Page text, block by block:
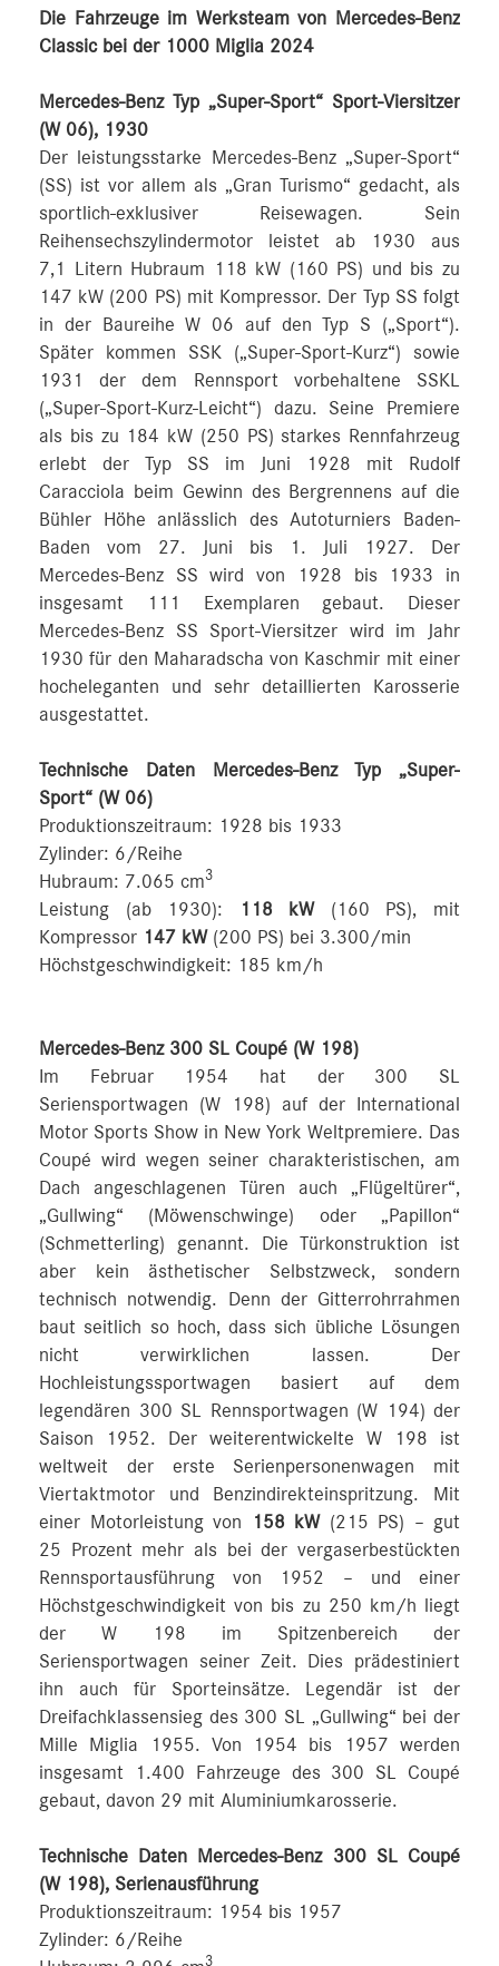
Die Fahrzeuge im Werksteam von Mercedes-Benz
Classic bei der 1000 Miglia 2024
Mercedes-Benz Typ „Super-Sport“ Sport-Viersitzer
(W 06), 1930
Der leistungsstarke Mercedes-Benz „Super-Sport“
(SS) ist vor allem als „Gran Turismo“ gedacht, als
sportlich-exklusiver Reisewagen. Sein
Reihensechszylindermotor leistet ab 1930 aus
7,1 Litern Hubraum 118 kW (160 PS) und bis zu
147 kW (200 PS) mit Kompressor. Der Typ SS folgt
in der Baureihe W 06 auf den Typ S („Sport“).
Später kommen SSK („Super-Sport-Kurz“) sowie
1931 der dem Rennsport vorbehaltene SSKL
(„Super-Sport-Kurz-Leicht“) dazu. Seine Premiere
als bis zu 184 kW (250 PS) starkes Rennfahrzeug
erlebt der Typ SS im Juni 1928 mit Rudolf
Caracciola beim Gewinn des Bergrennens auf die
Bühler Höhe anlässlich des Autoturniers Baden-
Baden vom 27. Juni bis 1. Juli 1927. Der
Mercedes-Benz SS wird von 1928 bis 1933 in
insgesamt 111 Exemplaren gebaut. Dieser
Mercedes-Benz SS Sport-Viersitzer wird im Jahr
1930 für den Maharadscha von Kaschmir mit einer
hocheleganten und sehr detaillierten Karosserie
ausgestattet.
Technische Daten Mercedes-Benz Typ „Super-
Sport“ (W 06)
Produktionszeitraum: 1928 bis 1933
Zylinder: 6/Reihe
Hubraum: 7.065 cm3
Leistung (ab 1930): 118 kW(160 PS), mit
Kompressor 147 kW(200 PS) bei 3.300/min
Höchstgeschwindigkeit: 185 km/h
Mercedes-Benz 300 SL Coupé (W 198)
Im Februar 1954 hat der 300 SL
Seriensportwagen (W 198) auf der International
Motor Sports Show in New York Weltpremiere. Das
Coupé wird wegen seiner charakteristischen, am
Dach angeschlagenen Türen auch „Flügeltürer“,
„Gullwing“ (Möwenschwinge) oder „Papillon“
(Schmetterling) genannt. Die Türkonstruktion ist
aber kein ästhetischer Selbstzweck, sondern
technisch notwendig. Denn der Gitterrohrrahmen
baut seitlich so hoch, dass sich übliche Lösungen
nicht verwirklichen lassen. Der
Hochleistungssportwagen basiert auf dem
legendären 300 SL Rennsportwagen (W 194) der
Saison 1952. Der weiterentwickelte W 198 ist
weltweit der erste Serienpersonenwagen mit
Viertaktmotor und Benzindirekteinspritzung. Mit
einer Motorleistung von
158 kW(215 PS) – gut
25 Prozent mehr als bei der vergaserbestückten
Rennsportausführung von 1952 – und einer
Höchstgeschwindigkeit von bis zu 250 km/h liegt
der W 198 im Spitzenbereich der
Seriensportwagen seiner Zeit. Dies prädestiniert
ihn auch für Sporteinsätze. Legendär ist der
Dreifachklassensieg des 300 SL „Gullwing“ bei der
Mille Miglia 1955. Von 1954 bis 1957 werden
insgesamt 1.400 Fahrzeuge des 300 SL Coupé
gebaut, davon 29 mit Aluminiumkarosserie.
Technische Daten Mercedes-Benz 300 SL Coupé
(W 198), Serienausführung
Produktionszeitraum: 1954 bis 1957
Zylinder: 6/Reihe
3